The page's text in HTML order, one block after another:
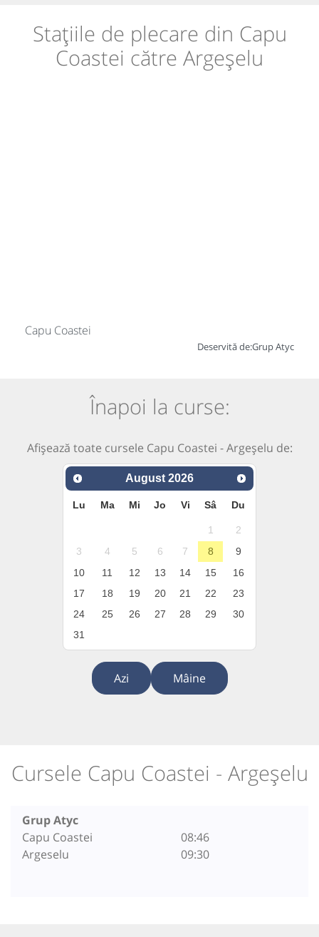
Stațiile de plecare din Capu
Coastei către Argeșelu
Capu Coastei
Deservită de:Grup Atyc
Înapoi la curse:
Afișează toate cursele Capu Coastei - Argeșelu de:
August 2026
Lu Ma Mi Jo Vi Sâ Du
1
2
3
4 5 6 7 8
9
10
11 12 13 14 15
16
17
18 19 20 21 22
23
24
25 26 27 28 29
30
31
Azi Mâine
Cursele Capu Coastei - Argeșelu
Grup Atyc
Capu Coastei
Argeselu
08:46
09:30